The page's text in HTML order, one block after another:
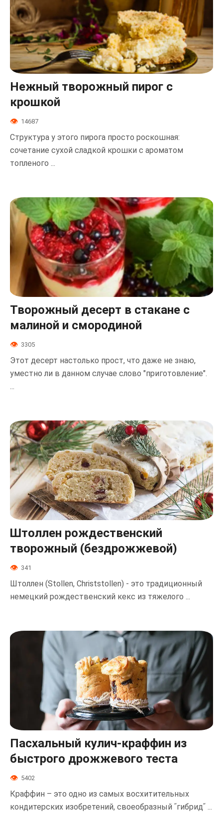
Нежный творожный пирог с
крошкой
14687
Структура у этого пирога просто роскошная:
сочетание сухой сладкой крошки с ароматом
топленого ...
Творожный десерт в стакане с
малиной и смородиной
3305
Этот десерт настолько прост, что даже не знаю,
уместно ли в данном случае слово "приготовление".
...
Штоллен рождественский
творожный (бездрожжевой)
341
Штоллен (Stollen, Christstollen) - это традиционный
немецкий рождественский кекс из тяжелого ...
Пасхальный кулич-краффин из
быстрого дрожжевого теста
5402
Краффин – это одно из самых восхитительных
кондитерских изобретений, своеобразный ʺгибридʺ ...